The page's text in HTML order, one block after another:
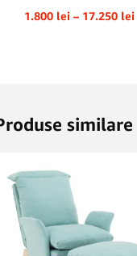
1.800 lei – 17.250 lei
similare